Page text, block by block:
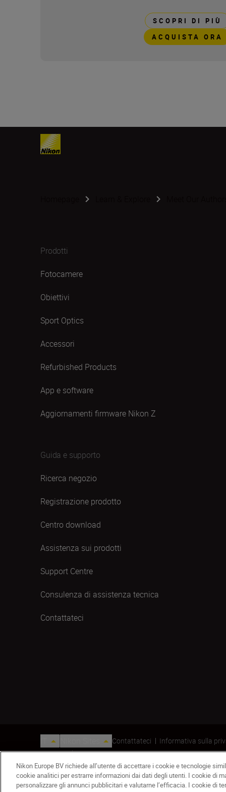
SCOPRI DI PIÙ
ACQUISTA ORA
Prodotti
Fotocamere
Obiettivi
Sport Optics
Accessori
Refurbished Products
App e software
Aggiornamenti firmware Nikon Z
Guida e supporto
Ricerca negozio
Registrazione prodotto
Centro download
Assistenza sui prodotti
Support Centre
Consulenza di assistenza tecnica
Contattateci
Contattateci
Informativa sulla
© 2026 Nikon
Nikon Europe BV richiede all’utente di accettare i cookie e tecnologie
cookie analitici per estrarre informazioni dai dati degli utenti. I cookie di
personalizzare gli annunci pubblicitari e valutarne l’efficacia. I cookie di